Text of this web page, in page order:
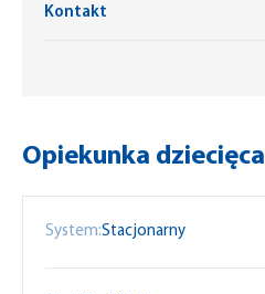
Kontakt
Opiekunka dziecięca
System:Stacjonarny